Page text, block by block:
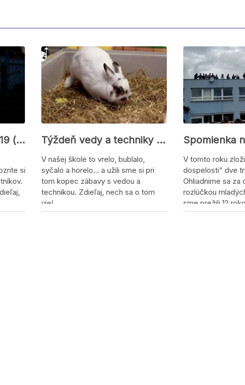
Októbrová obloha 2019 (video)
si
Týždeň vedy a techniky 2019 (video)
V našej škole to vrelo, bublalo,
syčalo a horelo… a užili sme si pri
tom kopec zábavy s vedou a
technikou. Zdieľaj, nech sa o tom
vie!
V tomto roku
dospelosti“ dve
Ohliadnime sa za
rozlúčkou
sme prežili 12
pred pár dňami